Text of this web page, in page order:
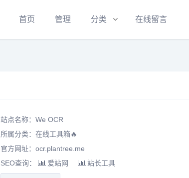
首页 管理 分类 在线留言
站点名称：We OCR
所属分类： 在线工具箱🔥
官方网址：ocr.plantree.me
SEO查询：
爱站网 站长工具